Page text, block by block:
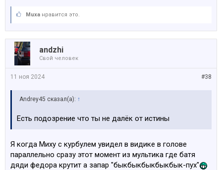
Muxa нравится это.
аndzhi
Свой человек
#38
11 ноя 2024
Andrey45 сказал(а): ↑
Есть подозрение что ты не далёк от истины
Я когда Миху с курбулем увидел в видике в голове
параллельно сразу этот момент из мультика где батя
дяди федора крутит а запар "быкбыкбыкбыкбык-пух"